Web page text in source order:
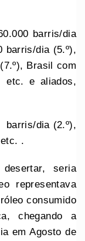
barris/dia
barris/dia (5.º),
Brasil com
etc. e aliados,
dia (2.º),
.
seria
representava
consumido
chegando a
em Agosto de